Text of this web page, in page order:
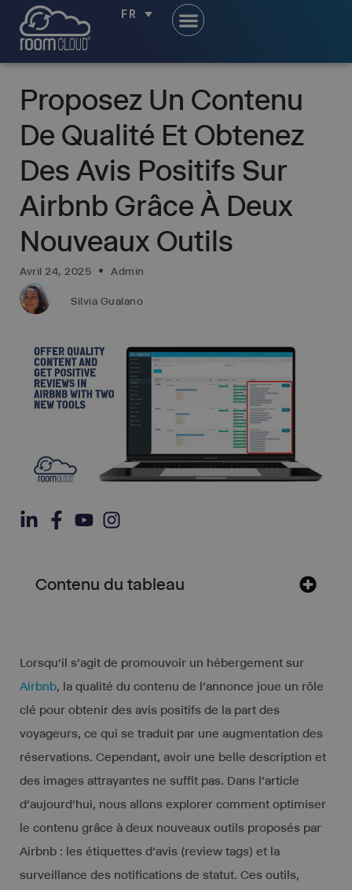
FR
Proposez Un Contenu
De Qualité Et Obtenez
Des Avis Positifs Sur
Airbnb Grâce À Deux
Nouveaux Outils
Avril 24, 2025 Admin
Silvia Gualano
Contenu du tableau
Lorsqu’il s’agit de promouvoir un hébergement sur
Airbnb, la qualité du contenu de l’annonce joue un rôle
clé pour obtenir des avis positifs de la part des
voyageurs, ce qui se traduit par une augmentation des
réservations. Cependant, avoir une belle description et
des images attrayantes ne suffit pas. Dans l’article
d’aujourd’hui, nous allons explorer comment optimiser
le contenu grâce à deux nouveaux outils proposés par
Airbnb : les étiquettes d’avis (review tags) et la
surveillance des notifications de statut. Ces outils,